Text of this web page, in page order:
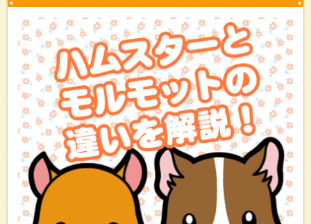
ハムスターとモルモット
違いを解説